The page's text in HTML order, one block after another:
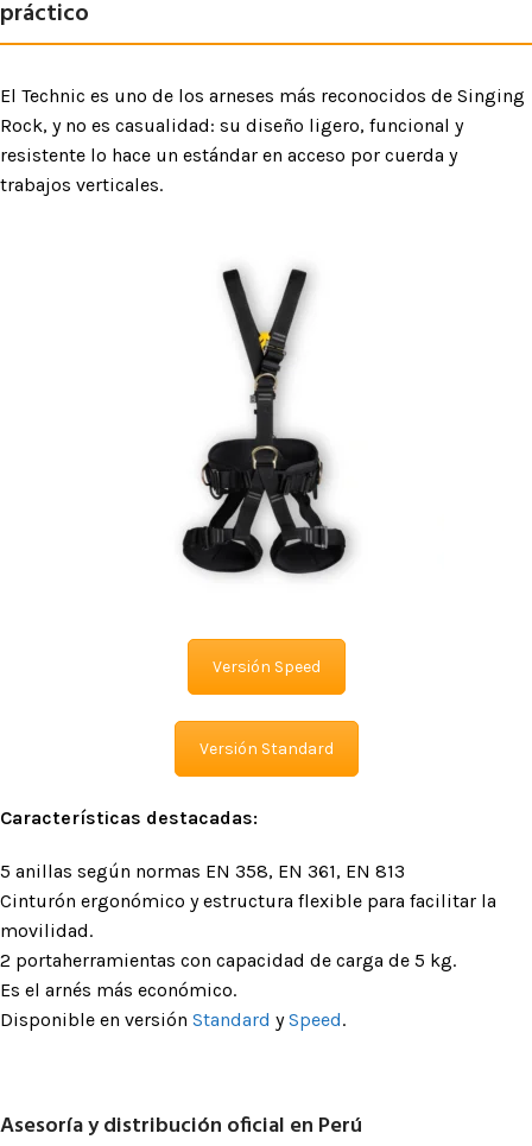
práctico
El Technic es uno de los arneses más reconocidos de Singing
Rock, y no es casualidad: su diseño ligero, funcional y
resistente lo hace un estándar en acceso por cuerda y
trabajos verticales.
Versión Speed
Versión Standard
Características destacadas:
5 anillas según normas EN 358, EN 361, EN 813
Cinturón ergonómico y estructura flexible para facilitar la
movilidad.
2 portaherramientas con capacidad de carga de 5 kg.
Es el arnés más económico.
Disponible en versión Standard ySpeed.
Asesoría y distribución oficial en Perú